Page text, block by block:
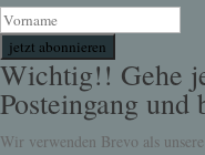
jetzt abonnieren
Wichtig!! Gehe
Posteingang und
Wir verwenden Brevo als